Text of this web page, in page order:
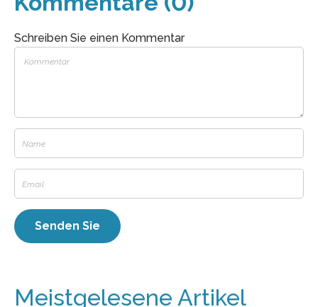
Schreiben Sie einen Kommentar
Meistgelesene Artikel